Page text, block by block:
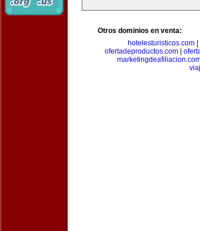
Otros dominios en venta:
hotelesturisticos.com
ofertadeproductos.com|